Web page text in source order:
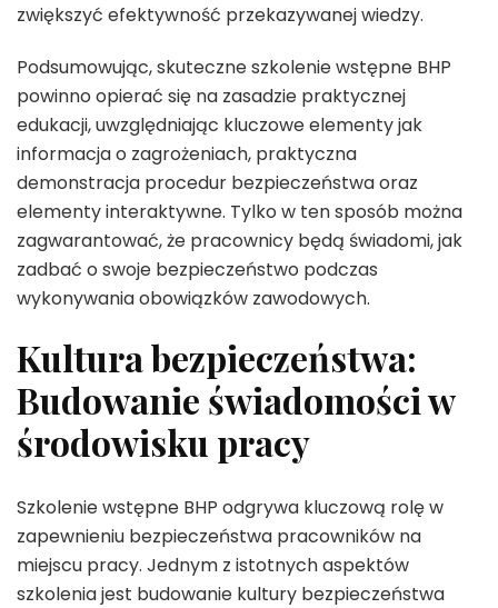
zwiększyć efektywność przekazywanej wiedzy.
Podsumowując, skuteczne szkolenie wstępne BHP
powinno opierać się na zasadzie praktycznej
edukacji, uwzględniając kluczowe elementy jak
informacja o zagrożeniach, praktyczna
demonstracja procedur bezpieczeństwa oraz
elementy interaktywne. Tylko w ten sposób można
zagwarantować, że pracownicy będą świadomi, jak
zadbać o swoje bezpieczeństwo podczas
wykonywania obowiązków zawodowych.
Kultura bezpieczeństwa:
Budowanie świadomości w
środowisku pracy
Szkolenie wstępne BHP odgrywa kluczową rolę w
zapewnieniu bezpieczeństwa pracowników na
miejscu pracy. Jednym z istotnych aspektów
szkolenia jest budowanie kultury bezpieczeństwa